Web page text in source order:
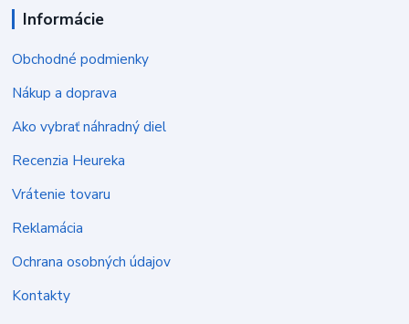
Informácie
Obchodné podmienky
Nákup a doprava
Ako vybrať náhradný diel
Recenzia Heureka
Vrátenie tovaru
Reklamácia
Ochrana osobných údajov
Kontakty